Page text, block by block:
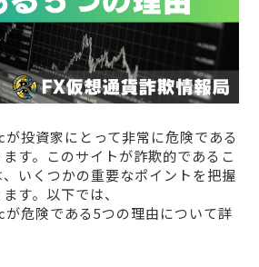
投資家にとって非常に危険である
す。このサイトが詐欺的であるこ
いくつかの重要なポイントを把握
す。以下では、
危険である5つの理由について詳